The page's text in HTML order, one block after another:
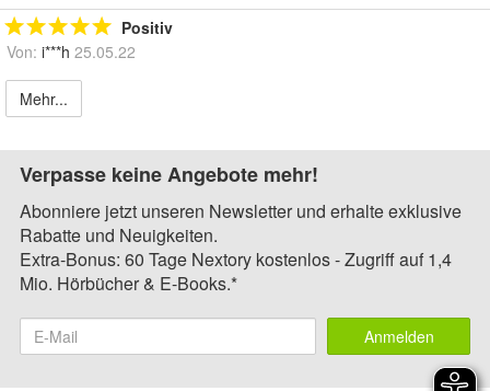
Positiv
Von: i***h 25.05.22
Mehr...
Verpasse keine Angebote mehr!
Abonniere jetzt unseren Newsletter und erhalte exklusive
Rabatte und Neuigkeiten.
Extra-Bonus: 60 Tage Nextory kostenlos - Zugriff auf 1,4
Mio. Hörbücher & E-Books.*
Anmelden